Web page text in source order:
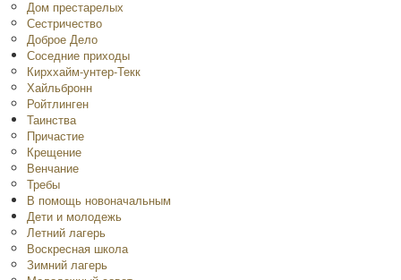
Дом престарелых
Сестричество
Доброе Дело
Соседние приходы
Кирххайм-унтер-Текк
Хайльбронн
Ройтлинген
Таинства
Причастие
Крещение
Венчание
Требы
В помощь новоначальным
Дети и молодежь
Летний лагерь
Воскресная школа
Зимний лагерь